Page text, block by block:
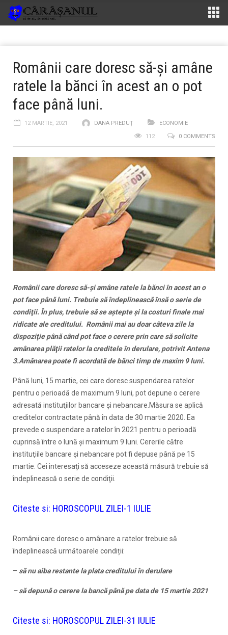
Românii care doresc să-și amâne
ratele la bănci în acest an o pot
face până luni.
12 MARTIE, 2021 DANA PREDUȚ
ECONOMIE
0 COMMENTS
112
Românii care doresc să-și amâne ratele la bănci în acest an o
pot face până luni. Trebuie să îndeplinească însă o serie de
condiţii. În plus, trebuie să se aștepte și la costuri finale mai
ridicate ale creditului. Românii mai au doar câteva zile la
dispoziţie până când pot face o cerere prin care să solicite
amânarea plăţii ratelor la creditele în derulare, potrivit Antena
3.Amânarea poate fi acordată de bănci timp de maxim 9 luni.
Până luni, 15 martie, cei care doresc suspendarea ratelor
pentru o perioadă de maximum 9 luni, pot depune o cerere
adresată instituţiilor bancare şi nebancare.Măsura se aplică
creditelor contractate până în data de 30 martie 2020. Ea
prevede o suspendare a ratelor în 2021 pentru o perioadă
cuprinsă între o lună şi maximum 9 luni. Cererile către
instituţiile bancare şi nebancare pot fi depuse până pe 15
martie. Cei interesaţi să acceseze această măsură trebuie să
îndeplinească o serie de condiţii.
Citeste si: HOROSCOPUL ZILEI-1 IULIE
Românii care doresc o amânare a ratelor trebuie să
îndeplinească următoarele condiții:
– să nu aiba restante la plata creditului în derulare
– să depună o cerere la bancă până pe data de 15 martie 2021
Citeste si: HOROSCOPUL ZILEI-31 IULIE